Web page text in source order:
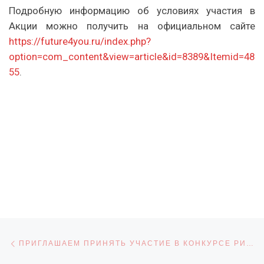
Подробную информацию об условиях участия в
Акции можно получить на официальном сайте
https://future4you.ru/index.php?
option=com_content&view=article&id=8389&Itemid=48
55.
Навигация по записям ПРИГЛАШАЕМ ПРИНЯТЬ УЧАСТИЕ В КОНКУРСЕ РИСУНКОВ «ПОБЕДА»!